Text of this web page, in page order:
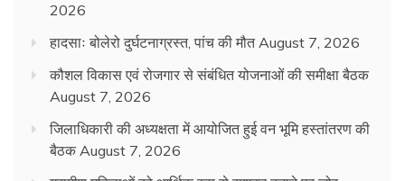
2026
हादसाः बोलेरो दुर्घटनाग्रस्त, पांच की मौत August 7, 2026
कौशल विकास एवं रोजगार से संबंधित योजनाओं की समीक्षा बैठक
August 7, 2026
जिलाधिकारी की अध्यक्षता में आयोजित हुई वन भूमि हस्तांतरण की
बैठक August 7, 2026